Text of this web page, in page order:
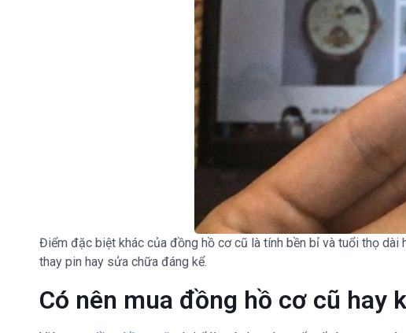
Điểm đặc biệt khác của đồng hồ cơ cũ là tính bền bỉ và tuổi thọ
thay pin hay sửa chữa đáng kể.
Có nên mua đồng hồ cơ cũ hay